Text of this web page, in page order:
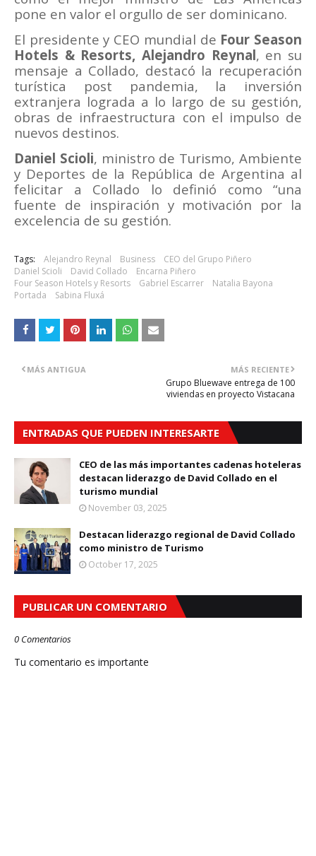
pone en valor el orgullo de ser dominicano.
El presidente y CEO mundial de Four Season
Hotels & Resorts, Alejandro Reynal, en su
mensaje a Collado, destacó la recuperación
turística post pandemia, la inversión
extranjera lograda a lo largo de su gestión,
obras de infraestructura con el impulso de
nuevos destinos.
Daniel Scioli, ministro de Turismo, Ambiente
y Deportes de la República de Argentina al
felicitar a Collado lo definió como “una
fuente de inspiración y motivación por la
excelencia de su gestión.
Tags: Alejandro Reynal Business
CEO del Grupo Piñero
Daniel Scioli
David Collado
Encarna Piñero
Four Season Hotels y Resorts
Gabriel Escarrer
Natalia Bayona
Portada
Sabina Fluxá
MÁS RECIENTE
Grupo Bluewave entrega de 100
viviendas en proyecto Vistacana
MÁS ANTIGUA
ENTRADAS QUE PUEDEN INTERESARTE
CEO de las más importantes cadenas hoteleras
destacan liderazgo de David Collado en el
turismo mundial
November 03, 2025
Destacan liderazgo regional de David Collado
como ministro de Turismo
October 17, 2025
PUBLICAR UN COMENTARIO
0 Comentarios
Tu comentario es importante